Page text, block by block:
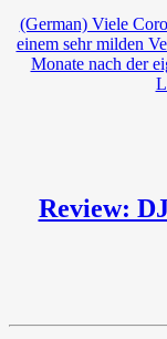
(German) Viele
einem sehr milden
Monate nach der
Review: